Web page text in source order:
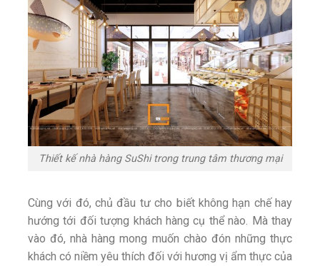
Thiết kế nhà hàng SuShi trong trung tâm thương mại
Cùng với đó, chủ đầu tư cho biết không hạn chế hay
hướng tới đối tượng khách hàng cụ thể nào. Mà thay
vào đó, nhà hàng mong muốn chào đón những thực
khách có niềm yêu thích đối với hương vị ẩm thực của